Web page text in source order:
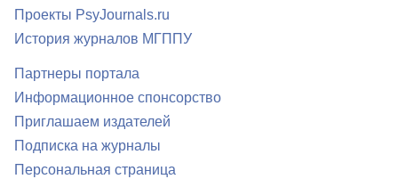
Проекты PsyJournals.ru
История журналов МГППУ
Партнеры портала
Информационное спонсорство
Приглашаем издателей
Подписка на журналы
Персональная страница